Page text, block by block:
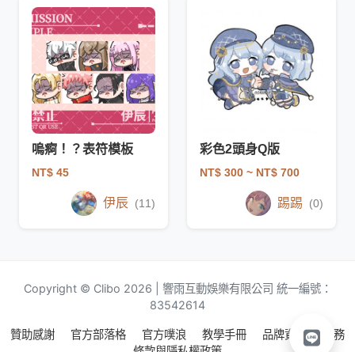
嗚痾！？表符模板
NT$ 45
伊辰 (11)
彩色2頭身Q版
NT$ 300 ~ NT$ 700
踢踢 (0)
Copyright © Clibo 2026 | 響雨互動娛樂有限公司 統一編號：
83542614
贊助感謝 官方部落格 官方噗浪 教學手冊 品牌資源
服務